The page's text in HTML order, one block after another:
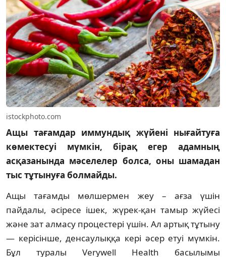
istockphoto.com
Ащы тағамдар иммундық жүйені нығайтуға
көмектесуі мүмкін, бірақ егер адамның
асқазанында мәселелер болса, оны шамадан
тыс тұтынуға болмайды.
Ащы тағамды мөлшермен жеу – ағза үшін
пайдалы, әсіресе ішек, жүрек-қан тамыр жүйесі
және зат алмасу процестері үшін. Ал артық тұтыну
— керісінше, денсаулыққа кері әсер етуі мүмкін.
Бұл туралы Verywell Health басылымы